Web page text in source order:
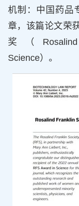
机制：中国药品
章，该篇论文荣
奖（
Science）。